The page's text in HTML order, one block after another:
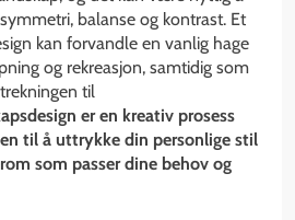
balanse og kontrast. Et
kan forvandle en vanlig hage
og rekreasjon, samtidig som
til
er en kreativ prosess
til å uttrykke din personlige stil
som passer dine behov og